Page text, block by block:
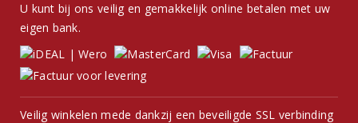
U kunt bij ons veilig en gemakkelijk online betalen met uw
eigen bank.
Veilig winkelen mede dankzij een beveiligde SSL verbinding